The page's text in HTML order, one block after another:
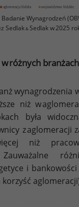
Wynagrodzeń
Sedlak&Sedlak w 2025
różnych branżach
wynagrodzenia
niż w
była
z aglomeracji
niż
i bankowości
korzyść